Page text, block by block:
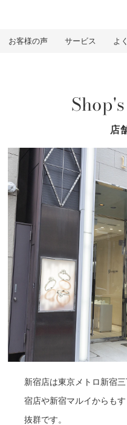
お客様の声 サービス よ
店
新宿店は東京メトロ新宿
宿店や新宿マルイからも
抜群です。